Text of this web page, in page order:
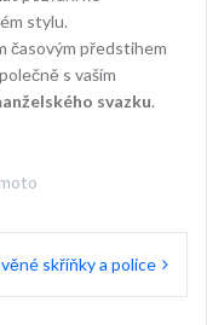
stylu.
časovým předstihem
s vaším
svazku.
skříňky a police